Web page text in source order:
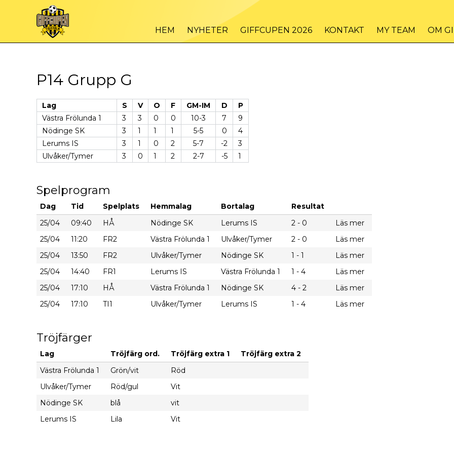
HEM NYHETER GIFFCUPEN 2026 KONTAKT MY TEAM OM
P14 Grupp G
Lag S V O F GM-IM D
P
Västra Frölunda 1
3 3 0 0 10-3 7
9
Nödinge SK
3 1 1 1 5-5 0
4
Lerums IS
3 1 0 2 5-7 -2
3
Ulvåker/Tymer
3 0 1 2 2-7 -5 1
Spelprogram
Dag Tid Spelplats Hemmalag Bortalag
Resultat
25/04
09:40 HÅ Nödinge SK Lerums IS 2 - 0
Läs mer
25/04
11:20 FR2 Västra Frölunda 1 Ulvåker/Tymer 2 - 0
Läs mer
25/04
13:50 FR2 Ulvåker/Tymer Nödinge SK 1 - 1
Läs mer
25/04
14:40 FR1 Lerums IS Västra Frölunda 1 1 - 4
Läs mer
25/04
17:10 HÅ Västra Frölunda 1 Nödinge SK 4 - 2
Läs mer
25/04
17:10 TI1 Ulvåker/Tymer Lerums IS 1 - 4 Läs mer
Tröjfärger
Lag Tröjfärg ord. Tröjfärg extra 1
Tröjfärg extra 2
Västra Frölunda 1
Grön/vit
Röd
Ulvåker/Tymer
Röd/gul
Vit
Nödinge SK
blå
vit
Lerums IS
Lila Vit